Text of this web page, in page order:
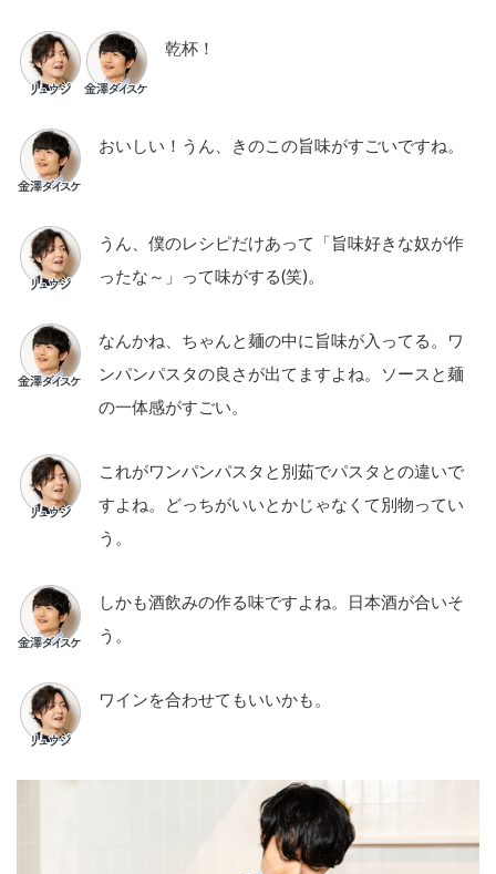
乾杯！
おいしい！うん、きのこの旨味がすごいですね。
うん、僕のレシピだけあって「旨味好きな奴が作
ったな～」って味がする(笑)。
なんかね、ちゃんと麺の中に旨味が入ってる。ワ
ンパンパスタの良さが出てますよね。ソースと麺
の一体感がすごい。
これがワンパンパスタと別茹でパスタとの違いで
すよね。どっちがいいとかじゃなくて別物ってい
う。
しかも酒飲みの作る味ですよね。日本酒が合いそ
う。
ワインを合わせてもいいかも。